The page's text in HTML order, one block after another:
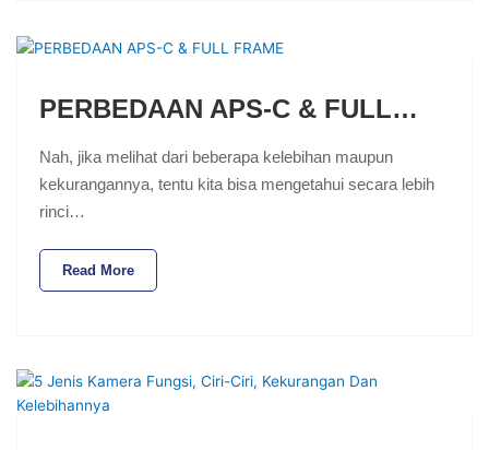
PERBEDAAN APS-C & FULL…
Nah, jika melihat dari beberapa kelebihan maupun
kekurangannya, tentu kita bisa mengetahui secara lebih
rinci…
Read More